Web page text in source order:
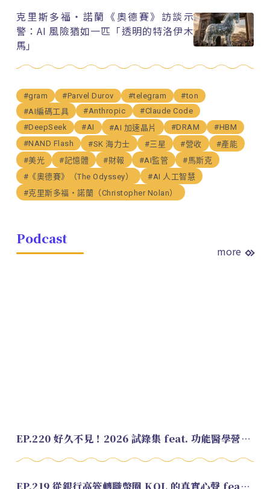
克里斯多福・諾蘭《奧德賽》訪談示
警：AI 風險猶如一匹「透明的特洛伊木
馬」
#gram #Parvel Durov #telegram
#ton
#AI編碼工具
#Anthropic
#Claude Code
#DeepSeek
#AI #AI 加速晶片 #DRAM
#HBM
#NAND Flash
#SK 海力士 #三星 #營收
#產能
#美光
#記憶體 #財報 #AI監管
#馬斯克
#《奧德賽》（The Odyssey）
#AI 人工智慧
#克里斯多福・諾蘭（Christopher Nolan）
Podcast
more
EP.220 好久不見！2026 試錄集 feat. 功能醫學營養師 美寶